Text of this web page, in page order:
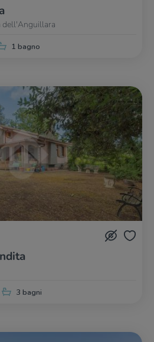
dell'Anguillara
1 bagno
3 bagni